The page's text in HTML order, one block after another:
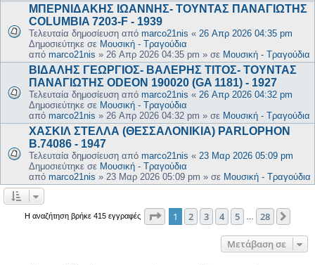
ΜΠΕΡΝΙΔΑΚΗΣ ΙΩΑΝΝΗΣ- ΤΟΥΝΤΑΣ ΠΑΝΑΓΙΩΤΗΣ
COLUMBIA 7203-F - 1939
Τελευταία δημοσίευση από marco21nis « 26 Απρ 2026 04:35 pm
Δημοσιεύτηκε σε Μουσική - Τραγούδια
από marco21nis » 26 Απρ 2026 04:35 pm » σε Μουσική - Τραγούδια
ΒΙΔΑΛΗΣ ΓΕΩΡΓΙΟΣ- ΒΑΛΕΡΗΣ ΤΙΤΟΣ- ΤΟΥΝΤΑΣ
ΠΑΝΑΓΙΩΤΗΣ ODEON 190020 (GA 1181) - 1927
Τελευταία δημοσίευση από marco21nis « 26 Απρ 2026 04:32 pm
Δημοσιεύτηκε σε Μουσική - Τραγούδια
από marco21nis » 26 Απρ 2026 04:32 pm » σε Μουσική - Τραγούδια
ΧΑΣΚΙΛ ΣΤΕΛΛΑ (ΘΕΣΣΑΛΟΝΙΚΙΑ) PARLOPHON
B.74086 - 1947
Τελευταία δημοσίευση από marco21nis « 23 Μαρ 2026 05:09 pm
Δημοσιεύτηκε σε Μουσική - Τραγούδια
από marco21nis » 23 Μαρ 2026 05:09 pm » σε Μουσική - Τραγούδια
Η αναζήτηση βρήκε 415 εγγραφές Σελίδα από28
1 2 3 4 5 28
Μετάβαση σε